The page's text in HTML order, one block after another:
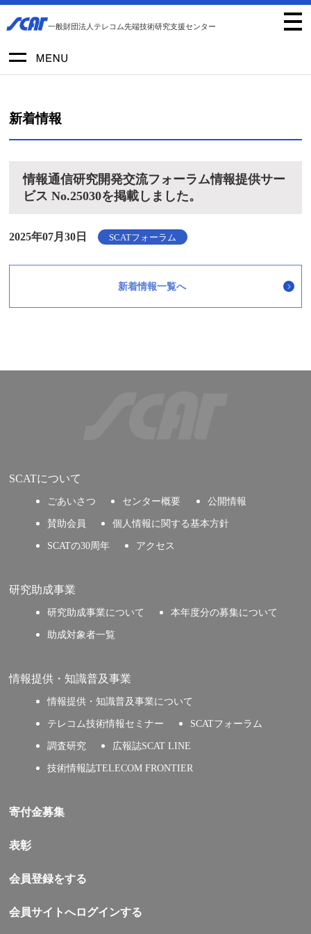
一般財団法人テレコム先端技術研究支援センター
新着情報
情報通信研究開発交流フォーラム情報提供サー
ビス No.25030を掲載しました。
2025年07月30日 SCATフォーラム
新着情報一覧へ
SCATについて
ごあいさつ センター概要
公開情報
賛助会員
個人情報に関する基本方針
SCATの30周年
アクセス
研究助成事業
研究助成事業について
本年度分の募集について
助成対象者一覧
情報提供・知識普及事業
情報提供・知識普及事業について
テレコム技術情報セミナー
SCATフォーラム
調査研究
広報誌SCAT LINE
技術情報誌TELECOM FRONTIER
寄付金募集
表彰
会員登録をする
会員サイトへログインする